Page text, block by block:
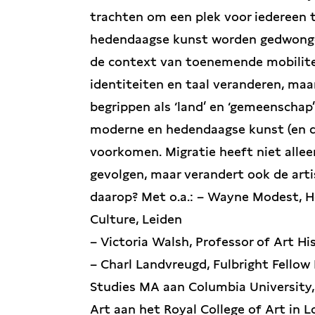
trachten om een plek voor iedereen
hedendaagse kunst worden
de context van toenemende
identiteiten en taal veranderen,
begrippen als ‘land’ en
moderne en hedendaagse kunst (en
voorkomen. Migratie heeft niet
gevolgen, maar verandert ook de
daarop? Met o.a.: – Wayne Modest,
Culture, Leiden
– Victoria Walsh, Professor of Art
– Charl Landvreugd, Fulbright
Studies MA aan Columbia
Art aan het Royal College of Art in